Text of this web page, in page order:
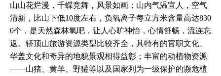
山山花烂漫，千蝶竞舞，风景如画；山内气温宜人，空气
清新，比山下低10度左右，负氧离子每立方米含量高达830
0个，是天然森林氧吧，让人心旷神怡，心情舒畅，流连忘
返。轿顶山旅游资源类型比较齐全，其特有的官职文化、
华盖文化和奇异的地貌景观相得益彰；丰富的动植物资源
——山猪、黄羊、野獾等以及国家列为一级保护的濒危植